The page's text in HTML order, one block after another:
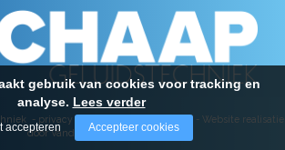
- privacy - algemene voorwaarden- Website realisatie
door Vanderperk Groep
gebruik van cookies voor tracking en
analyse. Lees verder
accepteren Accepteer cookies